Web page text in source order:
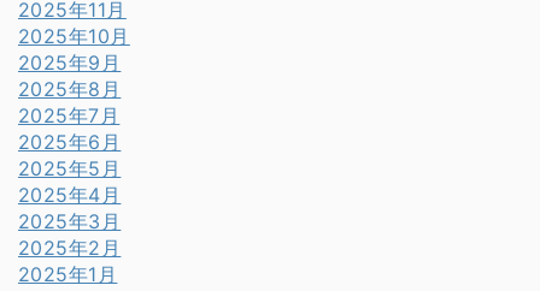
2025年11月
2025年10月
2025年9月
2025年8月
2025年7月
2025年6月
2025年5月
2025年4月
2025年3月
2025年2月
2025年1月